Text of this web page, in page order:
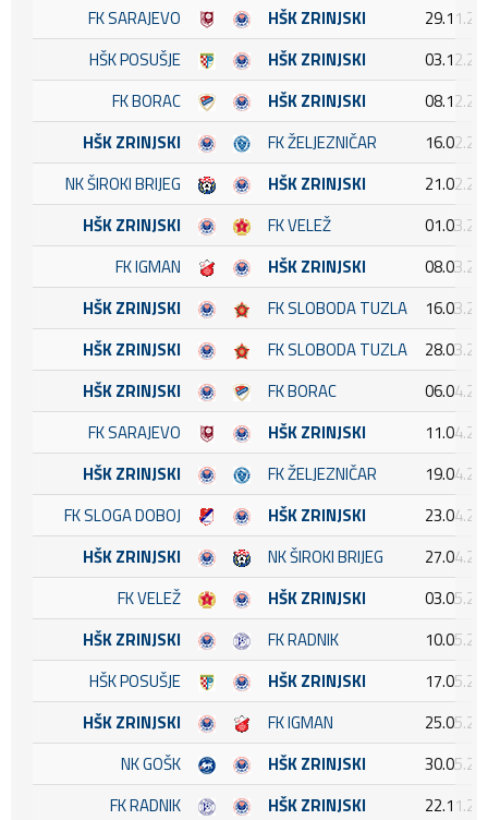
FK SARAJEVO
HŠK ZRINJSKI
HŠK POSUŠJE
HŠK ZRINJSKI
FK BORAC
HŠK ZRINJSKI
HŠK ZRINJSKI
FK ŽELJEZNIČAR
NK ŠIROKI BRIJEG
HŠK ZRINJSKI
HŠK ZRINJSKI
FK VELEŽ
FK IGMAN
HŠK ZRINJSKI
HŠK ZRINJSKI
FK SLOBODA TUZLA
HŠK ZRINJSKI
FK SLOBODA TUZLA
HŠK ZRINJSKI
FK BORAC
FK SARAJEVO
HŠK ZRINJSKI
HŠK ZRINJSKI
FK ŽELJEZNIČAR
FK SLOGA DOBOJ
HŠK ZRINJSKI
HŠK ZRINJSKI
NK ŠIROKI BRIJEG
FK VELEŽ
HŠK ZRINJSKI
HŠK ZRINJSKI
FK RADNIK
HŠK POSUŠJE
HŠK ZRINJSKI
HŠK ZRINJSKI
FK IGMAN
NK GOŠK
HŠK ZRINJSKI
FK RADNIK
HŠK ZRINJSKI